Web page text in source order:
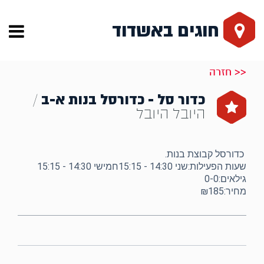
חוגים באשדוד
<< חזרה
כדור סל - כדורסל בנות א-ב /
היובל היובל
כדורסל קבוצת בנות.
שעות הפעילות:שני 14:30 - 15:15חמישי 14:30 - 15:15
גילאים:0-0
מחיר:₪185